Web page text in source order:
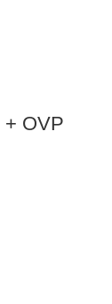
+ OVP